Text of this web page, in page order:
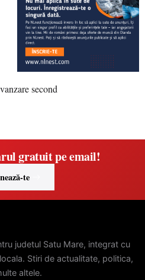
gratuit pe email!
te
judetul Satu Mare, integrat cu
Stiri de actualitate, politica,
altele.